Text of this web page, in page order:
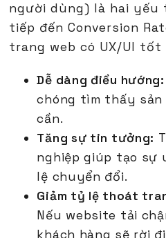
người dùng) là hai
tiếp đến Conversion
trang web có UX/UI tốt
Dễ dàng điều hướng:
chóng tìm thấy sản
cần.
Tăng sự tin tưởng:
nghiệp giúp tạo
lệ chuyển đổi.
Giảm tỷ lệ thoát
Nếu website tải
khách hàng sẽ rời